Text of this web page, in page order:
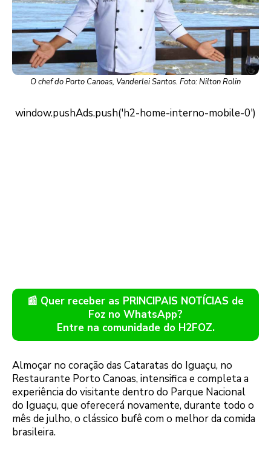
O chef do Porto Canoas, Vanderlei Santos. Foto: Nilton Rolin
📰 Quer receber as PRINCIPAIS NOTÍCIAS de
Foz no WhatsApp?
Entre na comunidade do H2FOZ.
Almoçar no coração das Cataratas do Iguaçu, no
Restaurante Porto Canoas, intensifica e completa a
experiência do visitante dentro do Parque Nacional
do Iguaçu, que oferecerá novamente, durante todo o
mês de julho, o clássico bufê com o melhor da comida
brasileira.